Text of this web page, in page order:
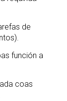
de
función a
coas